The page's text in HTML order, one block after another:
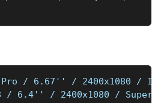
Pro / 6.67'' / 2400x1080 /
/ 6.4'' / 2400x1080 / Super